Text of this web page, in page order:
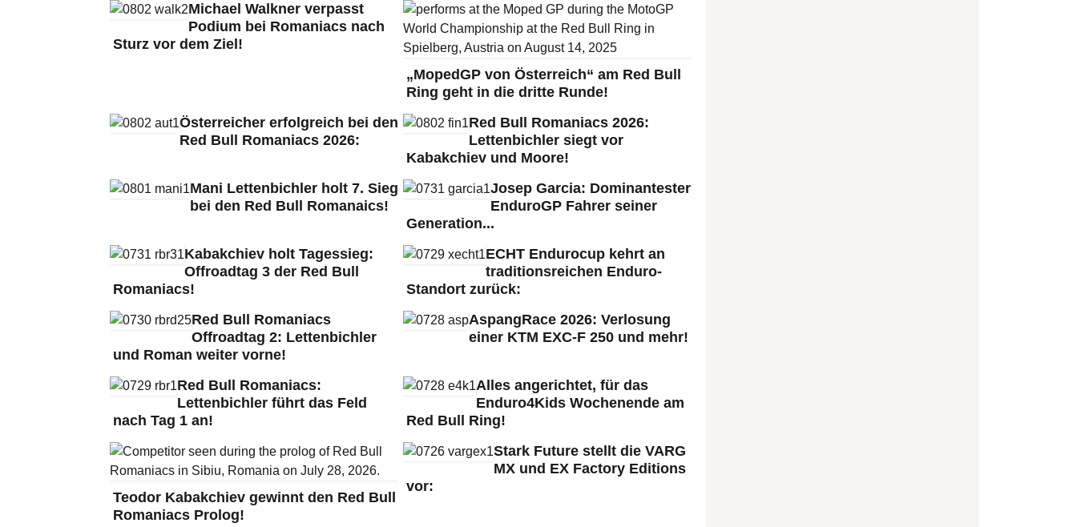
Michael Walkner verpasst
Podium bei Romaniacs nach
Sturz vor dem Ziel!
„MopedGP von Österreich“ am Red Bull
Ring geht in die dritte Runde!
Österreicher erfolgreich bei den
Red Bull Romaniacs 2026:
Red Bull Romaniacs 2026:
Lettenbichler siegt vor
Kabakchiev und Moore!
Mani Lettenbichler holt 7. Sieg
bei den Red Bull Romanaics!
Josep Garcia: Dominantester
EnduroGP Fahrer seiner
Generation...
Kabakchiev holt Tagessieg:
Offroadtag 3 der Red Bull
Romaniacs!
ECHT Endurocup kehrt an
traditionsreichen Enduro-
Standort zurück:
Red Bull Romaniacs
Offroadtag 2: Lettenbichler
und Roman weiter vorne!
AspangRace 2026: Verlosung
einer KTM EXC-F 250 und mehr!
Red Bull Romaniacs:
Lettenbichler führt das Feld
nach Tag 1 an!
Alles angerichtet, für das
Enduro4Kids Wochenende am
Red Bull Ring!
Teodor Kabakchiev gewinnt den Red Bull
Romaniacs Prolog!
Stark Future stellt die VARG
MX und EX Factory Editions
vor: